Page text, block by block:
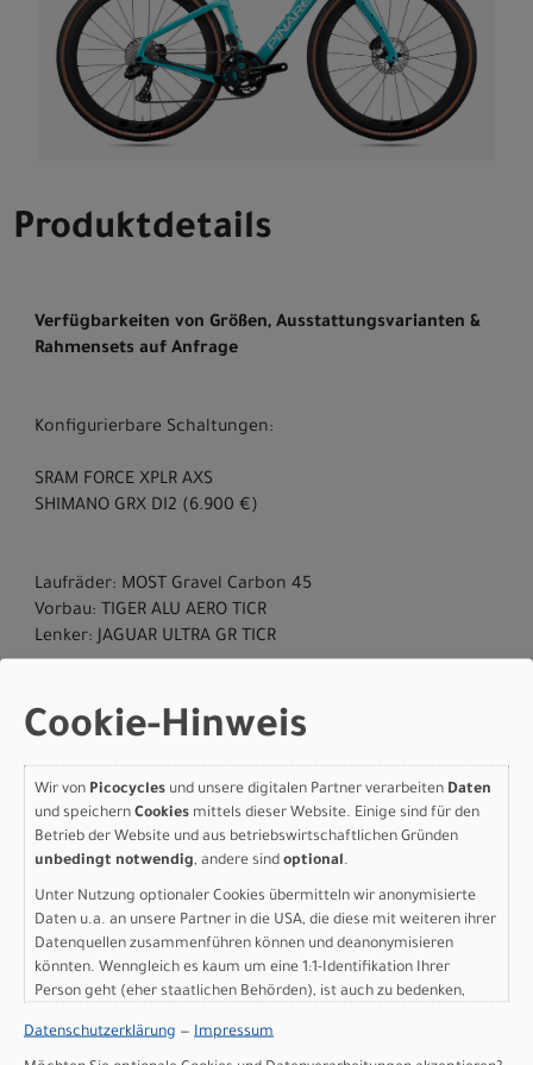
Produktdetails
Verfügbarkeiten von Größen, Ausstattungsvarianten &
Rahmensets auf Anfrage
Konfigurierbare Schaltungen:
SRAM FORCE XPLR AXS
SHIMANO GRX DI2 (6.900 €)
Laufräder: MOST Gravel Carbon 45
Vorbau: TIGER ALU AERO TICR
Lenker: JAGUAR ULTRA GR TICR
Herstellerdaten gem. GPSR
Marke Pinarello: Cicli Pinarello S.r.l.
31020 Villorba TV
+39 0422420877
Cookie-Hinweis
Wir von Picocycles und unsere digitalen Partner verarbeiten Daten
und speichern Cookies mittels dieser Website. Einige sind für den
Betrieb der Website und aus betriebswirtschaftlichen Gründen
unbedingt notwendig, andere sind optional.
Unter Nutzung optionaler Cookies übermitteln wir anonymisierte
Daten u.a. an unsere Partner in die USA, die diese mit weiteren ihrer
Datenquellen zusammenführen können und deanonymisieren
könnten. Wenngleich es kaum um eine 1:1-Identifikation Ihrer
Person geht (eher staatlichen Behörden), ist auch zu bedenken,
sind wie bei uns in der Europäischen Union.
Datenschutzerklärung — Impressum